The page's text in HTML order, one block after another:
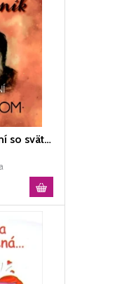
Zápisník 365 dní so svätým Šarbelom